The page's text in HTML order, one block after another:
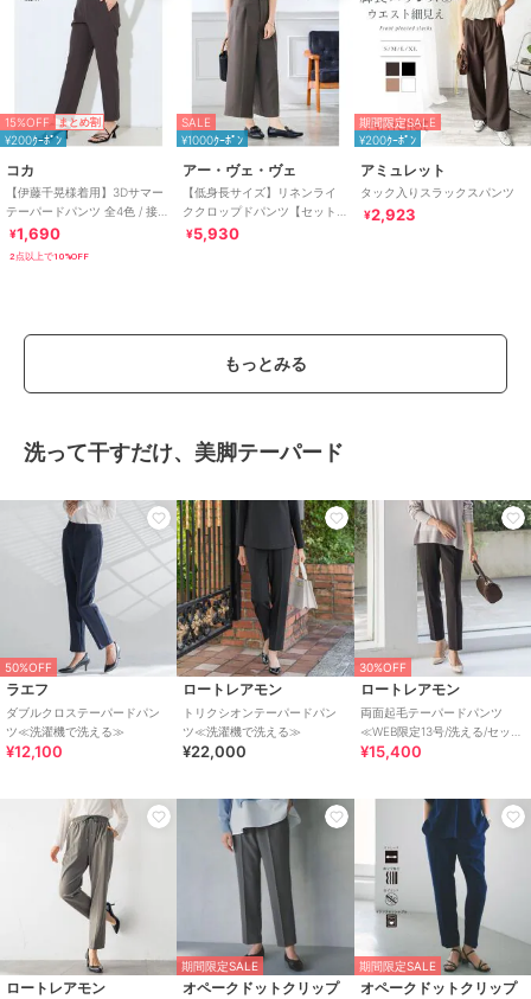
15%OFF まとめ割
¥200ｸｰﾎﾟﾝ
コカ
【伊藤千晃様着用】3Dサマー
テーパードパンツ 全4色 / 接触
冷感・シワになりにくい
¥1,690
2点以上で10%OFF
SALE
¥1000ｸｰﾎﾟﾝ
アー・ヴェ・ヴェ
【低身長サイズ】リネンライ
ククロップドパンツ【セット
アップ対応/接触冷感/UVカッ
¥5,930
期間限定SALE
¥200ｸｰﾎﾟﾝ
アミュレット
タック入りスラックスパンツ
¥2,923
もっとみる
洗って干すだけ、美脚テーパード
50%OFF
ラエフ
ダブルクロステーパードパン
ツ≪洗濯機で洗える≫
¥12,100
ロートレアモン
トリクシオンテーパードパン
ツ≪洗濯機で洗える≫
¥22,000
30%OFF
ロートレアモン
両面起毛テーパードパンツ
≪WEB限定13号/洗える/セット
アップ対応≫
¥15,400
ロートレアモン
期間限定SALE
オペークドットクリップ
期間限定SALE
オペークドットクリップ